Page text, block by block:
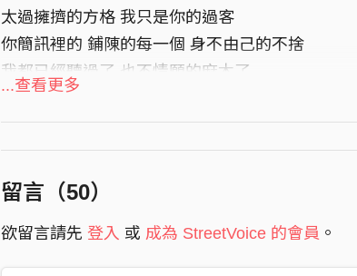
太過擁擠的方格 我只是你的過客
你簡訊裡的 鋪陳的每一個 身不由己的不捨
我都已經聽過了 也不情願的麻木了
你從來沒有發現過
期待很多 落空更多
...查看更多
留言（50）
欲留言請先 登入 或 成為 StreetVoice 的會員 。